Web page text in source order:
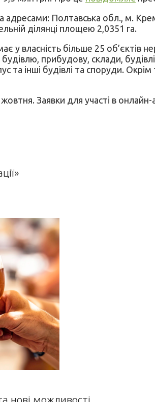
адресами: Полтавська обл., м.
ділянці площею 2,0351 га.
у власність більше 25
прибудову, склади,
та інші будівлі та споруди.
Заявки для участі в
можливості...